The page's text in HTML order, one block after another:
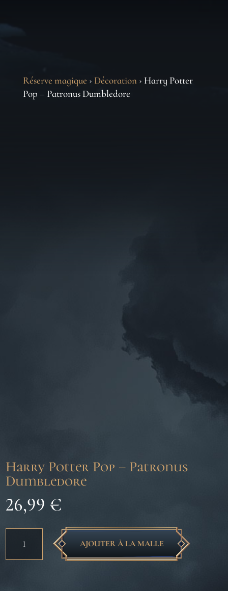
Réserve magique › Décoration› Harry Potter
Pop – Patronus Dumbledore
Harry Potter Pop – Patronus
Dumbledore
26,99 €
Harry
AJOUTER À LA MALLE